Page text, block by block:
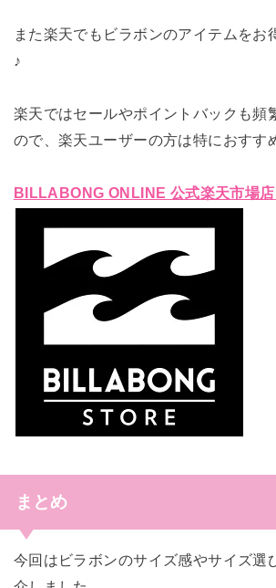
また楽天でもビラボンのアイテムをお
♪
楽天ではセールやポイントバックも頻
ので、楽天ユーザーの方は特におすす
BILLABONG ONLINE 公式楽天市場
まとめ
今回はビラボンのサイズ感やサイズ選